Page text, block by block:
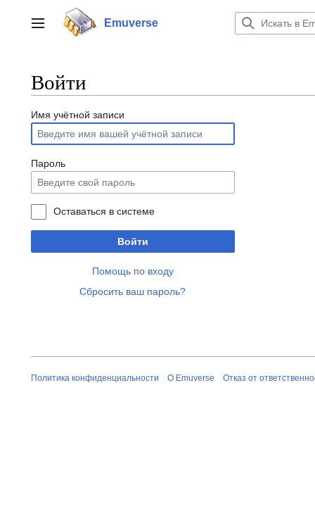
к
содержанию
Переключить боковую панель
Emuverse
Войти
Имя учётной записи
Пароль
Оставаться в системе
Войти
Помощь по входу
Сбросить ваш пароль?
Политика конфиденциальности О Emuverse Отказ от